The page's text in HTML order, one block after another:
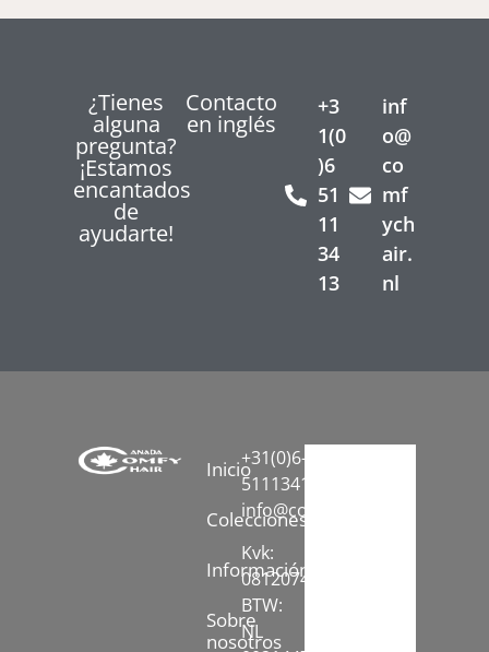
¿Tienes
alguna
pregunta?
¡Estamos
encantados
de
ayudarte!
Contacto
en inglés
+3
1(0
)6
51
11
34
13
inf
o@
co
mf
ych
air.
nl
Inicio
Colecciones
Información
Sobre
nosotros
+31(0)6-
51113413
info@comfychair.nl
Kvk:
08120742
BTW:
NL